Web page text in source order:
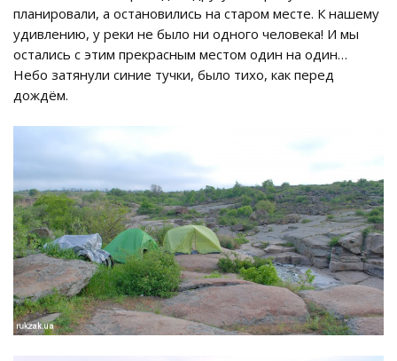
планировали, а остановились на старом месте. К нашему
удивлению, у реки не было ни одного человека! И мы
остались с этим прекрасным местом один на один…
Небо затянули синие тучки, было тихо, как перед
дождём.